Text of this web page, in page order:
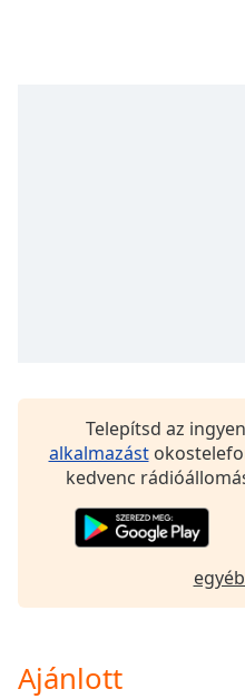
Color
Opacity
Telepítsd az
alkalmazást
kedvenc
Ajánlott